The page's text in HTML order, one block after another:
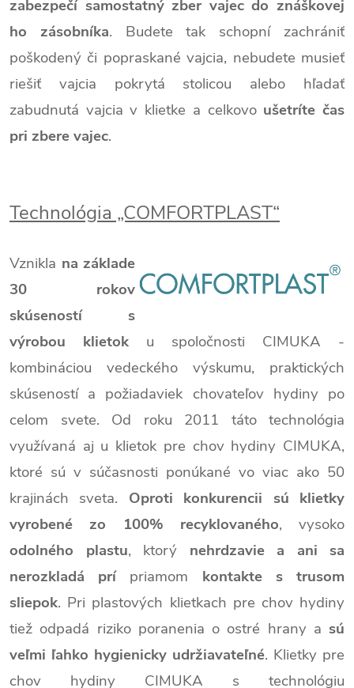
zabezpečí samostatný zber vajec do znáškovej
ho zásobníka. Budete tak schopní zachrániť
poškodený či popraskané vajcia, nebudete musieť
riešiť vajcia pokrytá stolicou alebo hľadať
zabudnutá vajcia v klietke a celkovo ušetríte čas
pri zbere vajec.
Technológia „COMFORTPLAST“
Vznikla na základe
30 rokov
skúseností s
výrobou klietok u spoločnosti CIMUKA -
kombináciou vedeckého výskumu, praktických
skúseností a požiadaviek chovateľov hydiny po
celom svete. Od roku 2011 táto technológia
využívaná aj u klietok pre chov hydiny CIMUKA,
ktoré sú v súčasnosti ponúkané vo viac ako 50
krajinách sveta. Oproti konkurencii sú klietky
vyrobené zo 100% recyklovaného, vysoko
odolného plastu, ktorý nehrdzavie a ani sa
nerozkladá prípriamom kontakte s trusom
sliepok. Pri plastových klietkach pre chov hydiny
tiež odpadá riziko poranenia o ostré hrany a sú
veľmi ľahko hygienicky udržiavateľné. Klietky pre
chov hydiny CIMUKA s technológiu